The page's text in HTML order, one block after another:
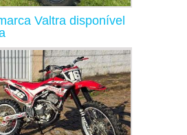
Valtra disponível